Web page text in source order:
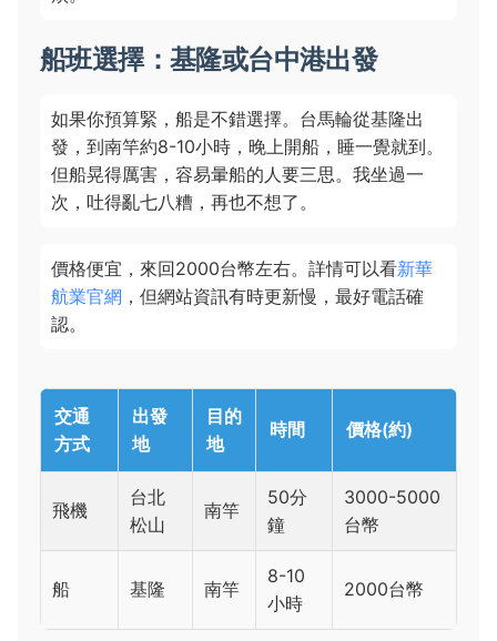
船班選擇：基隆或台中港出發
如果你預算緊，船是不錯選擇。台馬輪從基隆出
發，到南竿約8-10小時，晚上開船，睡一覺就到。
但船晃得厲害，容易暈船的人要三思。我坐過一
次，吐得亂七八糟，再也不想了。
價格便宜，來回2000台幣左右。詳情可以看新華
航業官網 ，但網站資訊有時更新慢，最好電話確
認。
交通
方式
出發
地
目的
地
時間 價格(約)
飛機
台北
松山
南竿
50分
鐘
3000-5000
台幣
船 基隆 南竿
8-10
小時
2000台幣